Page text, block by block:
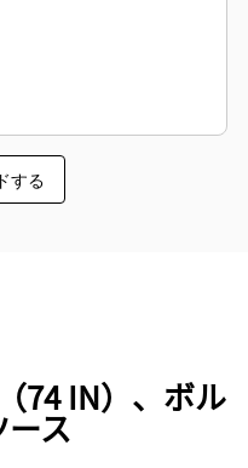
する
74 IN）、ボル
ス